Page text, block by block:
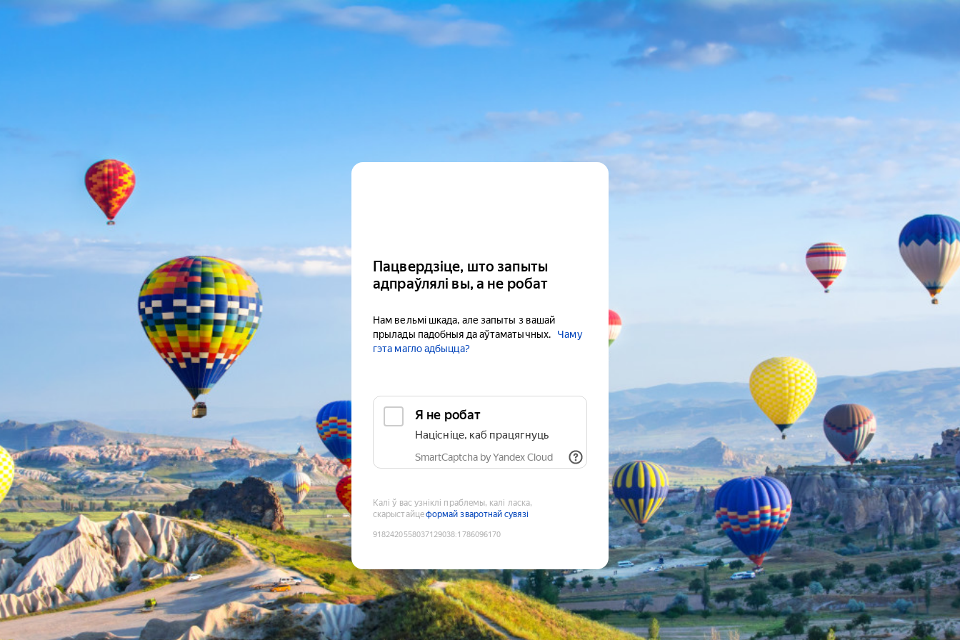
Пацвердзіце, што запыты
адпраўлялі вы, а не робат
Нам вельмі шкада, але запыты з вашай
прылады падобныя да аўтаматычных.
Чаму
гэта магло адбыцца?
Я не робат
Націсніце, каб працягнуць
SmartCaptcha by Yandex Cloud
Калі ў вас узніклі праблемы, калі ласка,
скарыстайцеформай зваротнай сувязі
9182420558037129038:1786096170